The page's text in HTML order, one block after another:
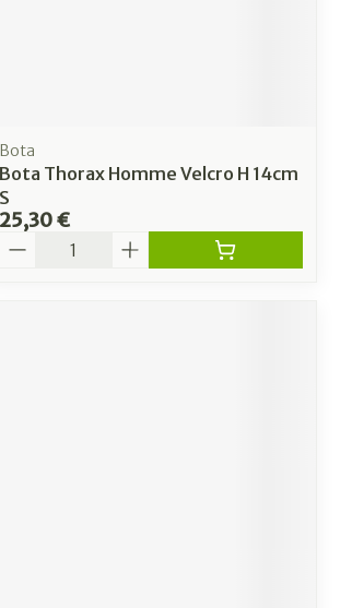
Bota
Bota Thorax Homme Velcro H 14cm
S
25,30 €
Quantité